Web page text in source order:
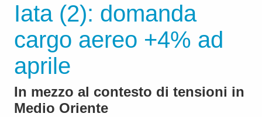
Iata (2): domanda
cargo aereo +4% ad
aprile
In mezzo al contesto di tensioni in
Medio Oriente